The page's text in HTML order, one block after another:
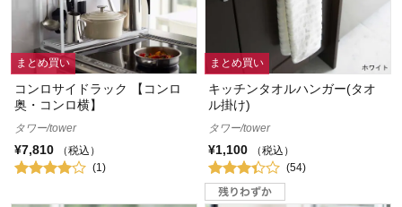
まとめ買い
コンロサイドラック 【コンロ
奥・コンロ横】
タワー/tower
¥7,810
（税込）
(1)
まとめ買い
キッチンタオルハンガー(タオ
ル掛け)
タワー/tower
¥1,100
（税込）
(54)